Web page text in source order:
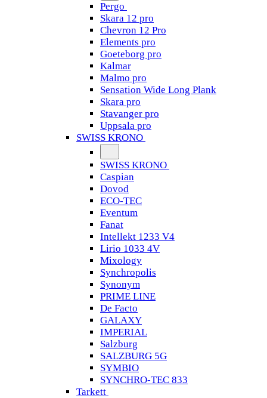
Pergo
Skara 12 pro
Chevron 12 Pro
Elements pro
Goeteborg pro
Kalmar
Malmo pro
Sensation Wide Long Plank
Skara pro
Stavanger pro
Uppsala pro
SWISS KRONO
SWISS KRONO
Caspian
Dovod
ECO-TEC
Eventum
Fanat
Intellekt 1233 V4
Lirio 1033 4V
Mixology
Synchropolis
Synonym
PRIME LINE
De Facto
GALAXY
IMPERIAL
Salzburg
SALZBURG 5G
SYMBIO
SYNCHRO-TEC 833
Tarkett